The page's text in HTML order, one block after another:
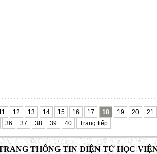
12 13 14 15 16 17 18 19 20 21
36 37 38 39 40 Trang tiếp
THÔNG TIN ĐIỆN TỬ HỌC